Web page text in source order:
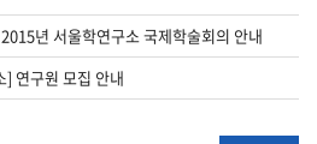
년 서울학연구소 국제학술회의 안내
] 연구원 모집 안내